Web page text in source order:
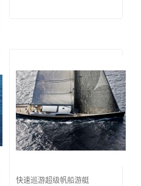
快速巡游超级帆船游艇